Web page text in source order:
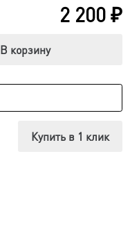
2 200₽
В корзину
Купить в 1 клик